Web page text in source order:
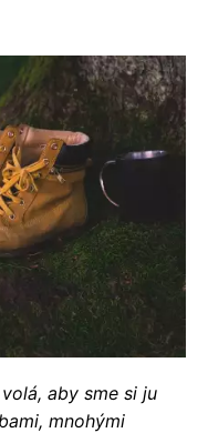
aby sme si ju
mnohými